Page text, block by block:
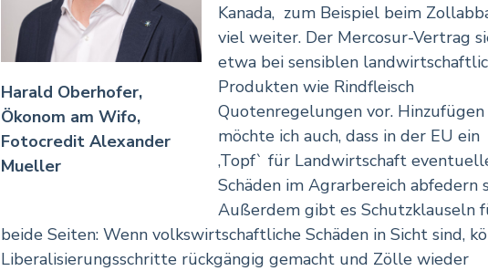
Harald Oberhofer,
Ökonom am Wifo,
Fotocredit Alexander
Mueller
Kanada, zum Beispiel beim
viel weiter. Der Mercosur-Vertrag
etwa bei sensiblen
Produkten wie Rindfleisch
Quotenregelungen vor. Hinzufügen
möchte ich auch, dass in der EU ein
,Topf` für Landwirtschaft
Schäden im Agrarbereich abfedern
Außerdem gibt es Schutzklauseln
beide Seiten: Wenn volkswirtschaftliche Schäden in Sicht sind,
Liberalisierungsschritte rückgängig gemacht und Zölle wieder